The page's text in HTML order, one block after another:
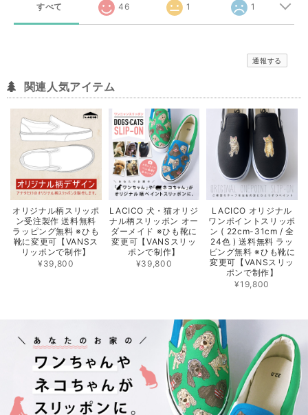
すべて 46 1 1
通報する
関連人気アイテム
オリジナル柄スリッポ
ン受注製作 送料無料
ラッピング無料 ※ひも
靴に変更可【VANSス
リッポンで制作】
¥39,800
LACICO 犬・猫オリジ
ナル柄スリッポン オー
ダーメイド ※ひも靴に
変更可【VANSスリッ
ポンで制作】
¥39,800
LACICO オリジナル
ワンポイントスリッポ
ン ( 22cm-31cm / 全
24色 ) 送料無料 ラッ
ピング無料 ※ひも靴に
変更可【VANSスリッ
ポンで制作】
¥19,800